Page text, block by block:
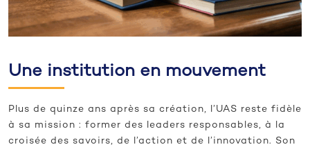
Une institution en mouvement
Plus de quinze ans après sa création, l’UAS reste fidèle
à sa mission : former des leaders responsables, à la
croisée des savoirs, de l’action et de l’innovation. Son